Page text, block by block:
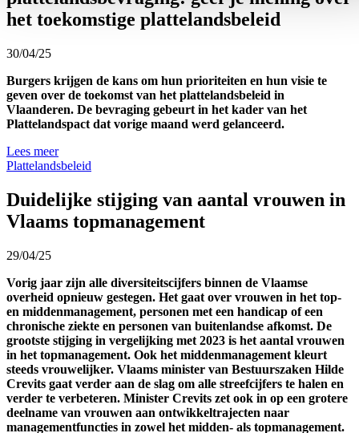
het toekomstige plattelandsbeleid
30/04/25
Burgers krijgen de kans om hun prioriteiten en hun visie te
geven over de toekomst van het plattelandsbeleid in
Vlaanderen. De bevraging gebeurt in het kader van het
Plattelandspact dat vorige maand werd gelanceerd.
Lees meer
Plattelandsbeleid
Duidelijke stijging van aantal vrouwen in
Vlaams topmanagement
29/04/25
Vorig jaar zijn alle diversiteitscijfers binnen de Vlaamse
overheid opnieuw gestegen. Het gaat over vrouwen in het top-
en middenmanagement, personen met een handicap of een
chronische ziekte en personen van buitenlandse afkomst. De
grootste stijging in vergelijking met 2023 is het aantal vrouwen
in het topmanagement. Ook het middenmanagement kleurt
steeds vrouwelijker. Vlaams minister van Bestuurszaken Hilde
Crevits gaat verder aan de slag om alle streefcijfers te halen en
verder te verbeteren. Minister Crevits zet ook in op een grotere
deelname van vrouwen aan ontwikkeltrajecten naar
managementfuncties in zowel het midden- als topmanagement.